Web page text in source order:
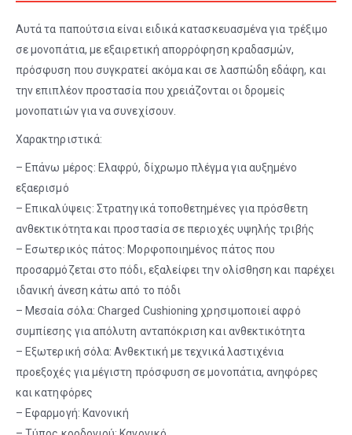
Αυτά τα παπούτσια είναι ειδικά κατασκευασμένα για τρέξιμο
σε μονοπάτια, με εξαιρετική απορρόφηση κραδασμών,
πρόσφυση που συγκρατεί ακόμα και σε λασπώδη εδάφη, και
την επιπλέον προστασία που χρειάζονται οι δρομείς
μονοπατιών για να συνεχίσουν.
Χαρακτηριστικά:
– Επάνω μέρος: Ελαφρύ, δίχρωμο πλέγμα για αυξημένο
εξαερισμό
– Επικαλύψεις: Στρατηγικά τοποθετημένες για πρόσθετη
ανθεκτικότητα και προστασία σε περιοχές υψηλής τριβής
– Εσωτερικός πάτος: Μορφοποιημένος πάτος που
προσαρμόζεται στο πόδι, εξαλείφει την ολίσθηση και παρέχει
ιδανική άνεση κάτω από το πόδι
– Μεσαία σόλα: Charged Cushioning χρησιμοποιεί αφρό
συμπίεσης για απόλυτη ανταπόκριση και ανθεκτικότητα
– Εξωτερική σόλα: Ανθεκτική με τεχνικά λαστιχένια
προεξοχές για μέγιστη πρόσφυση σε μονοπάτια, ανηφόρες
και κατηφόρες
– Εφαρμογή: Κανονική